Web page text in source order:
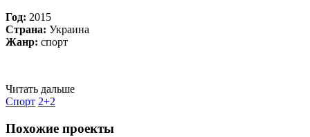
Год: 2015
Страна: Украина
Жанр: спорт
Читать дальше
Спорт 2+2
Похожие проекты